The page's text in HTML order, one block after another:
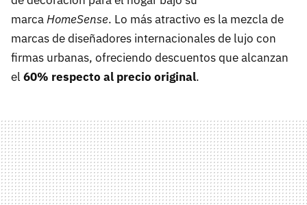
marcaHomeSense. Lo más atractivo es la mezcla de
marcas de diseñadores internacionales de lujo con
firmas urbanas, ofreciendo descuentos que alcanzan
el 60% respecto al precio original.